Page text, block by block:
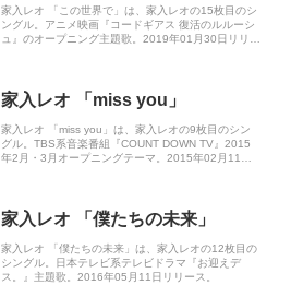
家入レオ 「この世界で」は、家入レオの15枚目のシ
ングル。アニメ映画『コードギアス 復活のルルーシ
ュ』のオープニング主題歌。2019年01月30日リリー
家入レオ 「miss you」
家入レオ 「miss you」は、家入レオの9枚目のシン
グル。TBS系音楽番組『COUNT DOWN TV』2015
年2月・3月オープニングテーマ。2015年02月11日
家入レオ 「僕たちの未来」
家入レオ 「僕たちの未来」は、家入レオの12枚目の
シングル。日本テレビ系テレビドラマ『お迎えデ
ス。』主題歌。2016年05月11日リリース。